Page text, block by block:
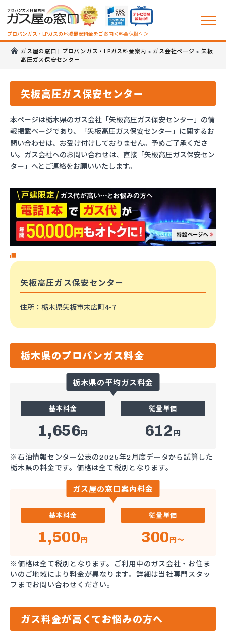
プロパンガス・LPガスの地域最安料金をご案内＜料金保証付＞
ガス屋の窓口 | プロパンガス・LPガス料金案内 >ガス会社ページ > 矢板
高圧ガス保安センター
矢板高圧ガス保安センター
本ページは栃木県のガス会社「矢板高圧ガス保安センター」の情
報掲載ページであり、「矢板高圧ガス保安センター」に関するお
問い合わせは、お受け付けしておりません。予めご了承くださ
い。ガス会社へのお問い合わせは、直接「矢板高圧ガス保安セン
ター」へとご連絡をお願いいたします。
矢板高圧ガス保安センター
住所 ：栃木県矢板市末広町4-7
栃木県のプロパンガス料金
栃木県の平均ガス料金
基本料金
1,656円
従量単価
612 円
※石油情報センター公表の2025年2月度データから試算した
栃木県の料金です。価格は全て税別となります。
ガス屋の窓口案内料金
基本料金
1,500円
従量単価
300円～
※価格は全て税別となります。ご利用中のガス会社・お住ま
いのご地域により料金が異なります。詳細は当社専門スタッ
フまでお問い合わせください。
ガス料金が高くてお悩みの方へ